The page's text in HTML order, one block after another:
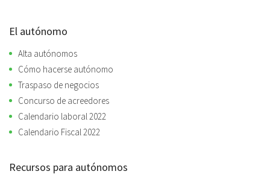
El autónomo
Alta autónomos
Cómo hacerse autónomo
Traspaso de negocios
Concurso de acreedores
Calendario laboral 2022
Calendario Fiscal 2022
Recursos para autónomos